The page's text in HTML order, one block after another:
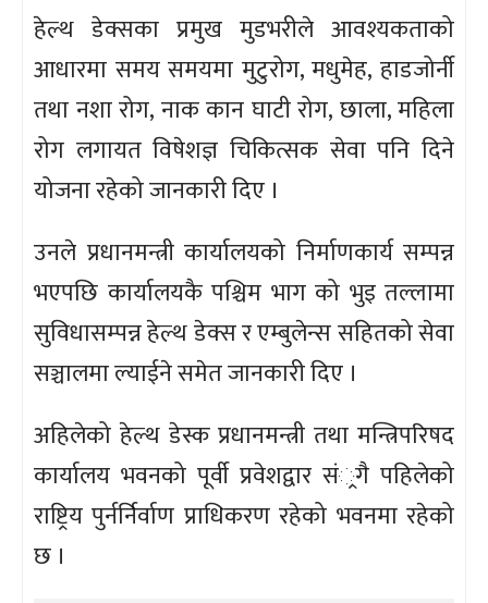
हेल्थ डेक्सका प्रमुख मुडभरीले आवश्यकताको
आधारमा समय समयमा मुटुरोग, मधुमेह, हाडजोर्नी
तथा नशा रोग, नाक कान घाटी रोग, छाला, महिला
रोग लगायत विषेशज्ञ चिकित्सक सेवा पनि दिने
योजना रहेको जानकारी दिए ।
उनले प्रधानमन्त्री कार्यालयको निर्माणकार्य सम्पन्न
भएपछि कार्यालयकै पश्चिम भाग को भुइ तल्लामा
सुविधासम्पन्न हेल्थ डेक्स र एम्बुलेन्स सहितको सेवा
सञ्चालमा ल्याईने समेत जानकारी दिए ।
अहिलेको हेल्थ डेस्क प्रधानमन्त्री तथा मन्त्रिपरिषद
कार्यालय भवनको पूर्वी प्रवेशद्वार सं्रगै पहिलेको
राष्ट्रिय पुर्नर्निर्वाण प्राधिकरण रहेको भवनमा रहेको
छ ।